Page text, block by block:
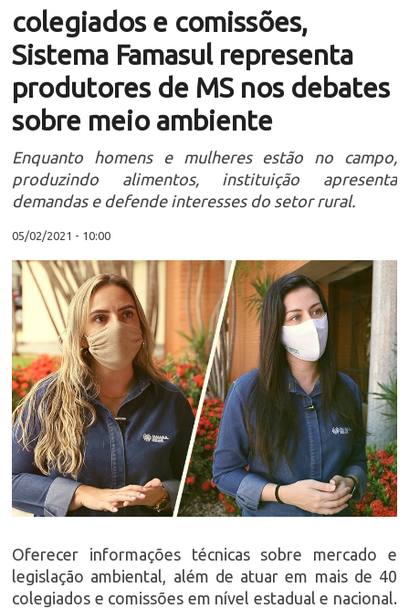
colegiados e comissões,
Sistema Famasul representa
produtores de MS nos debates
sobre meio ambiente
Enquanto homens e mulheres estão no campo,
produzindo alimentos, instituição apresenta
demandas e defende interesses do setor rural.
05/02/2021 - 10:00
Oferecer informações técnicas sobre mercado e
legislação ambiental, além de atuar em mais de 40
colegiados e comissões em nível estadual e nacional.